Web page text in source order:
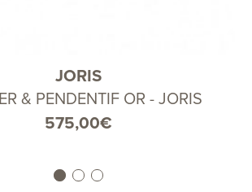
JORIS
& PENDENTIF OR - JORIS
575,00€